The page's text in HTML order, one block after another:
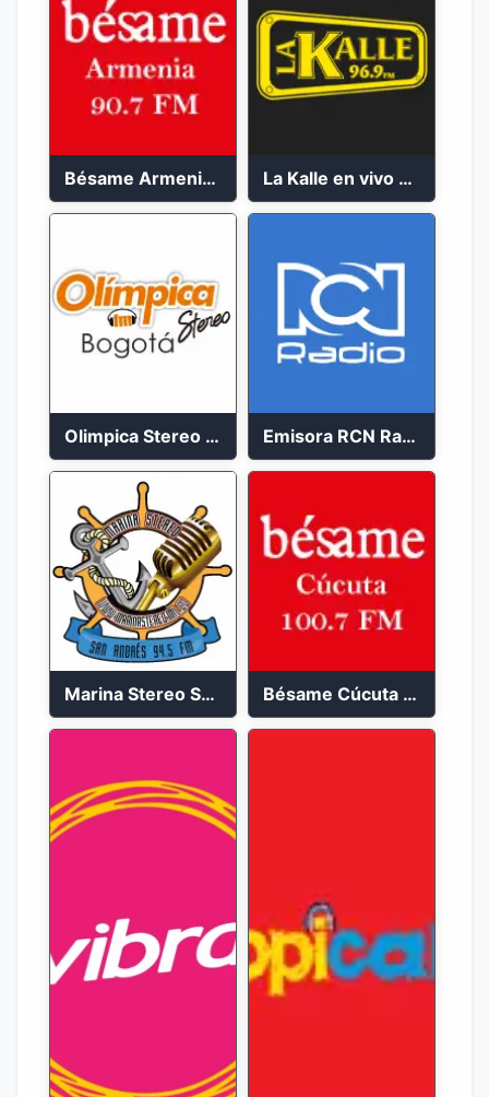
Bésame Armenia en vivo 2023 La Kalle en vivo 2023
Olimpica Stereo Bogotá 105.9 FM Vibrante Emisora RCN Radio 93.9 FM Bogotá
Marina Stereo San Andres 94.5 FM Bésame Cúcuta en vivo 2023